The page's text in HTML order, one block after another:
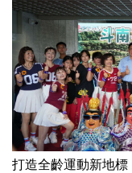
打造全齡運動新地